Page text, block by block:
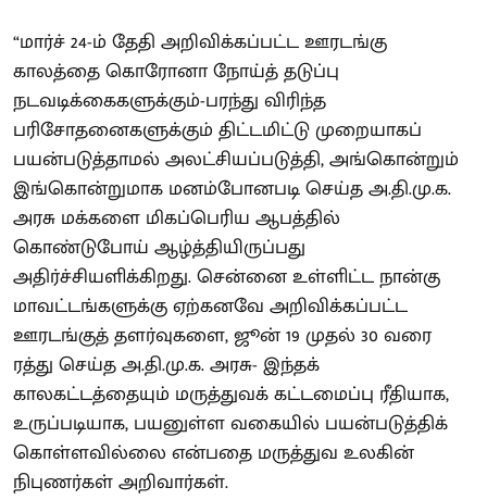
“மார்ச் 24-ம் தேதி அறிவிக்கப்பட்ட ஊரடங்கு
காலத்தை கொரோனா நோய்த் தடுப்பு
நடவடிக்கைகளுக்கும்-பரந்து விரிந்த
பரிசோதனைகளுக்கும் திட்டமிட்டு முறையாகப்
பயன்படுத்தாமல் அலட்சியப்படுத்தி, அங்கொன்றும்
இங்கொன்றுமாக மனம்போனபடி செய்த அ.தி.மு.க.
அரசு மக்களை மிகப்பெரிய ஆபத்தில்
கொண்டுபோய் ஆழ்த்தியிருப்பது
அதிர்ச்சியளிக்கிறது. சென்னை உள்ளிட்ட நான்கு
மாவட்டங்களுக்கு ஏற்கனவே அறிவிக்கப்பட்ட
ஊரடங்குத் தளர்வுகளை, ஜூன் 19 முதல் 30 வரை
ரத்து செய்த அ.தி.மு.க. அரசு- இந்தக்
காலகட்டத்தையும் மருத்துவக் கட்டமைப்பு ரீதியாக,
உருப்படியாக, பயனுள்ள வகையில் பயன்படுத்திக்
கொள்ளவில்லை என்பதை மருத்துவ உலகின்
நிபுணர்கள் அறிவார்கள்.